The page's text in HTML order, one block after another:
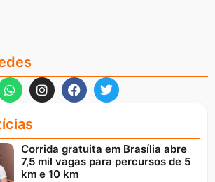
Corrida gratuita em Brasília abre
7,5 mil vagas para percursos de 5
km e 10 km